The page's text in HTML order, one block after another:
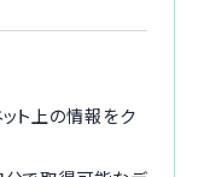
ット上の情報をク